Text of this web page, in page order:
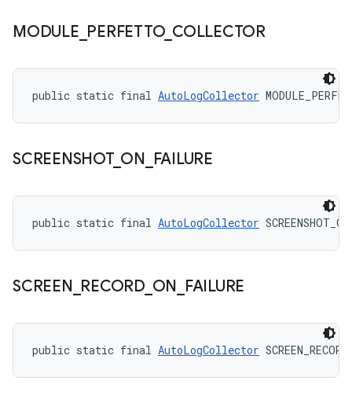
MODULE PERFETTO_ COLLECTOR
public static final AutoLogCollector
SCREENSHOT_ ON FAILURE
public static final AutoLogCollector
SCREEN RECORD_ ON FAILURE
public static final AutoLogCollector